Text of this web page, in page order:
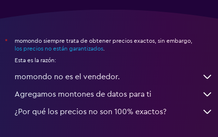
*
momondo siempre trata de obtener precios exactos, sin embargo,
los precios no están garantizados
Esta es la razón:
momondo no es el vendedor.
Agregamos montones de datos para ti
¿Por qué los precios no son 100% exactos?